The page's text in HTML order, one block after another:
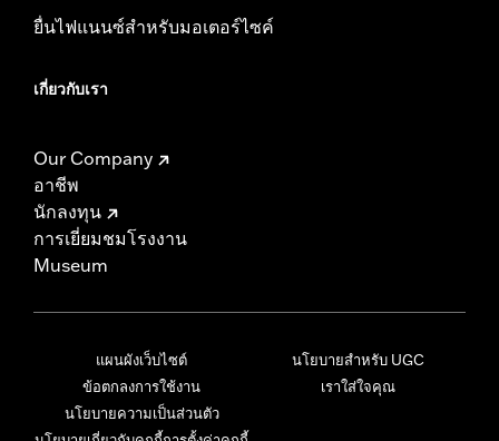
ยื่นไฟแนนซ์สำหรับมอเตอร์ไซค์
เกี่ยวกับเรา
Our Company
อาชีพ
นักลงทุน
การเยี่ยมชมโรงงาน
Museum
แผนผังเว็บไซต์
ข้อตกลงการใช้งาน
นโยบายความเป็นส่วนตัว
นโยบายสำหรับ UGC
เราใส่ใจคุณ